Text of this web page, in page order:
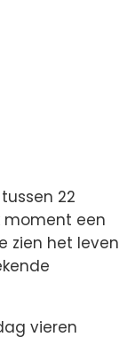
22
moment een
zien het leven
vieren